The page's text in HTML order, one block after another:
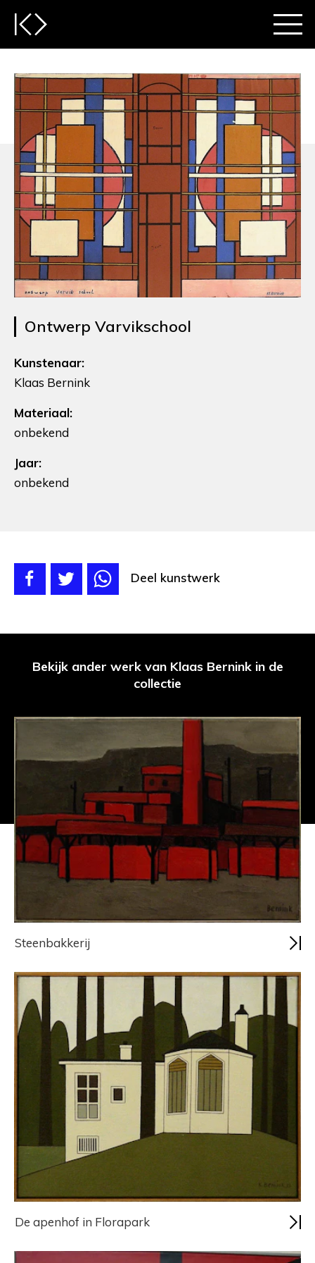
Ontwerp Varvikschool
Kunstenaar:
Klaas Bernink
Materiaal:
onbekend
Jaar:
onbekend
Deel kunstwerk
Bekijk ander werk van Klaas Bernink in de
collectie
Steenbakkerij
De apenhof in Florapark